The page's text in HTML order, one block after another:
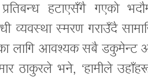
हटाएसँगै गएको
व्यवस्था स्मरण गराउँदै
लागि आवश्यक सबै डकुमेन्ट
ठाकुरले भने, ‘हामीले